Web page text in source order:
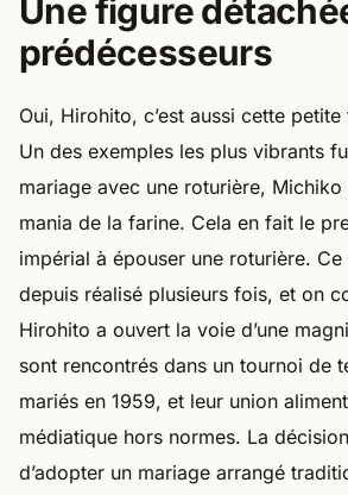
Une figure
prédécesseurs
Oui, Hirohito, c’est aussi cette
Un des exemples les plus vibrants
mariage avec une roturière, Michiko
mania de la farine. Cela en fait le
impérial à épouser une roturière. Ce
depuis réalisé plusieurs fois, et on
Hirohito a ouvert la voie d’une
sont rencontrés dans un tournoi de
mariés en 1959, et leur union
médiatique hors normes. La
d’adopter un mariage arrangé